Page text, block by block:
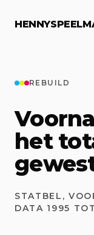
REBUILD
het
STATBEL,
DATA 1995